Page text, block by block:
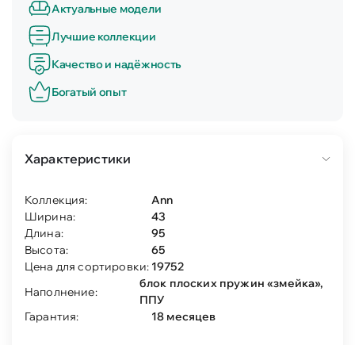
Актуальные модели
Лучшие коллекции
Качество и надёжность
Богатый опыт
Характеристики
Коллекция:
Ann
Ширина:
43
Длина:
95
Высота:
65
Цена для сортировки: 19752
Наполнение:
блок плоских пружин «змейка»,
ППУ
Гарантия:
18 месяцев